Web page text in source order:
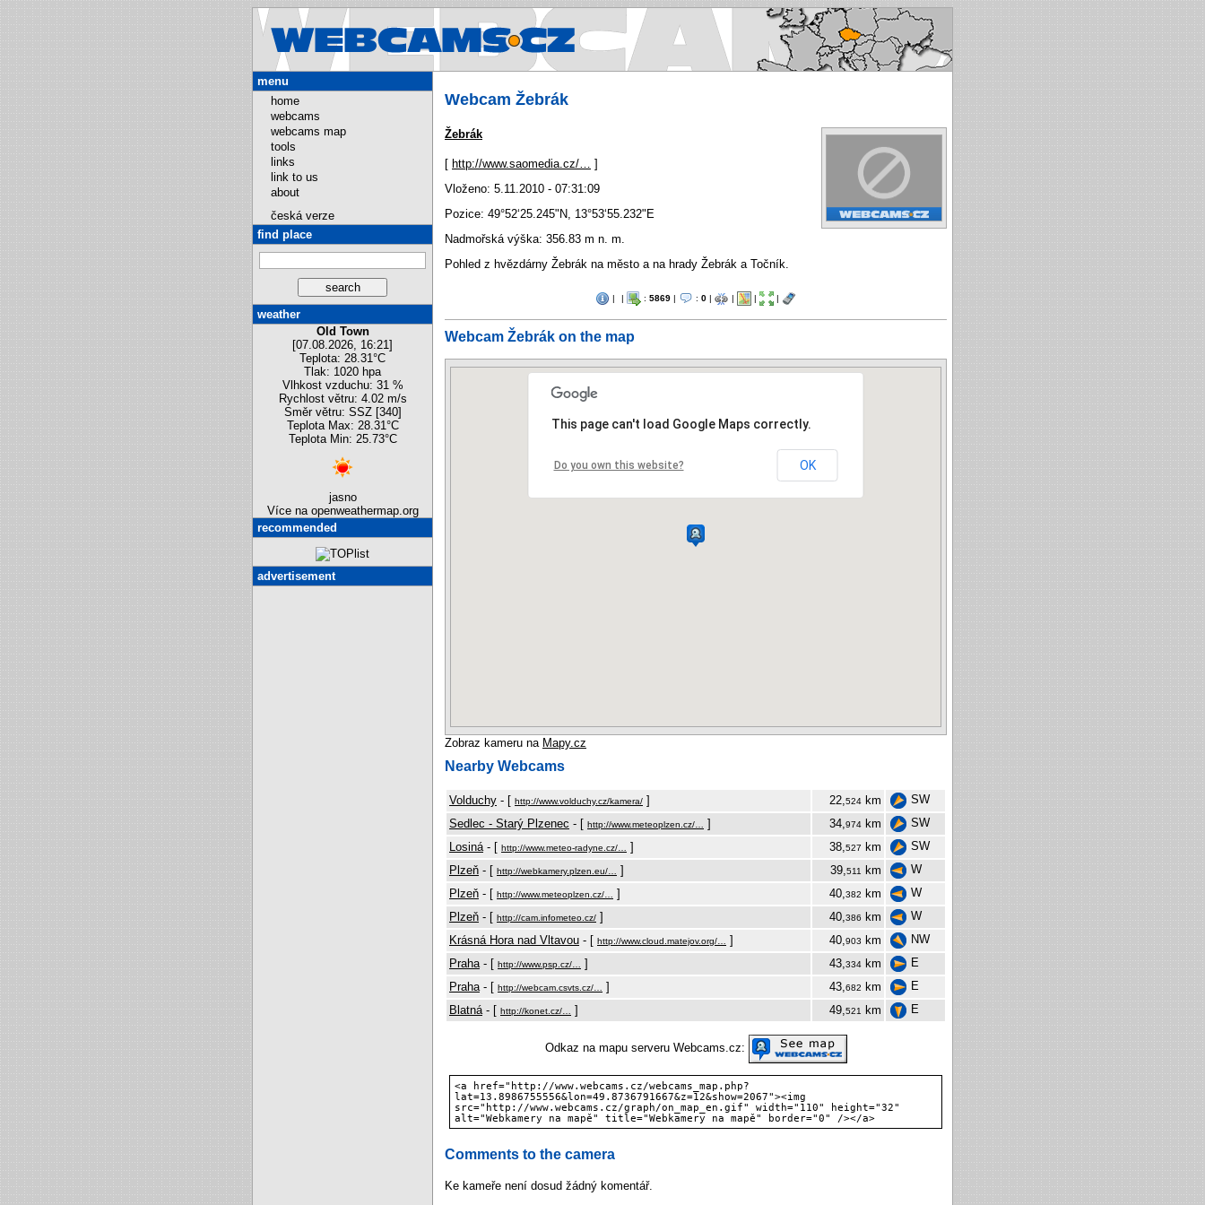
Webcams.cz - Webcams in Czech republic
Webcam Žebrák
Žebrák
[ http://www.saomedia.cz/…
]
Vloženo: 5.11.2010 - 07:31:09
Pozice: 49°52‘25.245"N
13°53‘55.232"E
Nadmořská výška: 356.83 m n. m.
Pohled z hvězdárny Žebrák na město a na hrady Žebrák a Točník.
| | : 5869 | : 0 | | | |
Webcam Žebrák on the map
This page can't load Google Maps correctly.
Do you own this website? OK
Zobraz kameru na Mapy.cz
Nearby Webcams
Volduchy - [ http://www.volduchy.cz/kamera/ ] 22, 524 km
SW
Sedlec - Starý Plzenec - [ http://www.meteoplzen.cz/… ] 34, 974 km
SW
Losiná - [ http://www.meteo-radyne.cz/… ] 38, 527 km
SW
Plzeň - [ http://webkamery.plzen.eu/… ] 39, 511 km
W
Plzeň - [ http://www.meteoplzen.cz/… ] 40, 382 km
W
Plzeň - [ http://cam.infometeo.cz/ ] 40, 386 km
W
Krásná Hora nad Vltavou - [ http://www.cloud.matejov.org/… ] 40, 903 km
NW
Praha - [ http://www.psp.cz/… ] 43, 334 km
E
Praha - [ http://webcam.csvts.cz/… ] 43, 682 km
E
Blatná - [ http://konet.cz/… ] 49, 521 km E
Odkaz na mapu serveru Webcams.cz:
<a href="http://www.webcams.cz/webcams_map.php?
lat=13.8986755556&lon=49.8736791667&z=12&show=2067"><img
src="http://www.webcams.cz/graph/on_map_en.gif" width="110" height="32"
alt="Webkamery na mapě" title="Webkamery na mapě" border="0" /></a>
Comments to the camera
Ke kameře není dosud žádný komentář.
menu
home
webcams
webcams map
tools
links
link to us
about
česká verze
find place
weather
Old Town
[07.08.2026, 16:21]
Teplota: 28.31°C
Tlak: 1020 hpa
Vlhkost vzduchu: 31 %
Rychlost větru: 4.02 m/s
Směr větru: SSZ [340]
Teplota Max: 28.31°C
Teplota Min: 25.73°C
jasno
Více na openweathermap.org
recommended
advertisement